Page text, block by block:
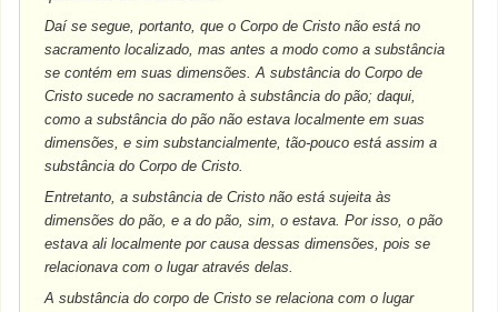
Daí se segue, portanto, que o Corpo de Cristo não está no
sacramento localizado, mas antes a modo como a substância
se contém em suas dimensões. A substância do Corpo de
Cristo sucede no sacramento à substância do pão; daqui,
como a substância do pão não estava localmente em suas
dimensões, e sim substancialmente, tão-pouco está assim a
substância do Corpo de Cristo.
Entretanto, a substância de Cristo não está sujeita às
dimensões do pão, e a do pão, sim, o estava. Por isso, o pão
estava ali localmente por causa dessas dimensões, pois se
relacionava com o lugar através delas.
A substância do corpo de Cristo se relaciona com o lugar